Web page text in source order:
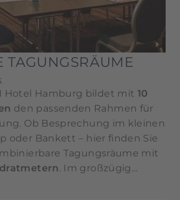
TAGUNGSRÄUME
Hotel Hamburg bildet mit 10
den passenden Rahmen für
Ob Besprechung im kleinen
oder Bankett – hier finden Sie
Tagungsräume mit
. Im großzügig